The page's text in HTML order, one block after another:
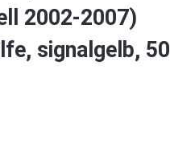
2002-2007)
signalgelb, 50